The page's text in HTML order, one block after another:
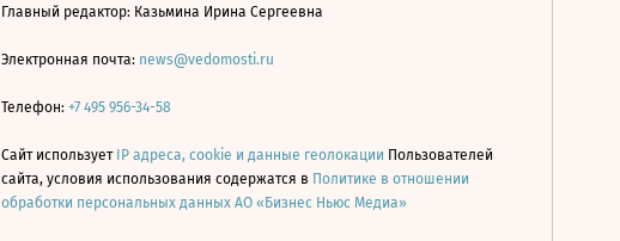
Главный редактор: Казьмина Ирина Сергеевна
Электронная почта: news@vedomosti.ru
Телефон: +7 495 956-34-58
Сайт использует IP адреса, cookie и данные геолокации Пользователей
сайта, условия использования содержатся в Политике в отношении
обработки персональных данных АО «Бизнес Ньюс Медиа»